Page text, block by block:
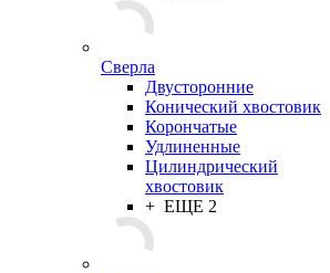
Сверла
Двусторонние
Конический хвостовик
Корончатые
Удлиненные
Цилиндрический
хвостовик
+ ЕЩЕ 2